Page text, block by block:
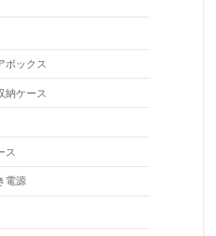
ボックス
納ケース
ス
電源